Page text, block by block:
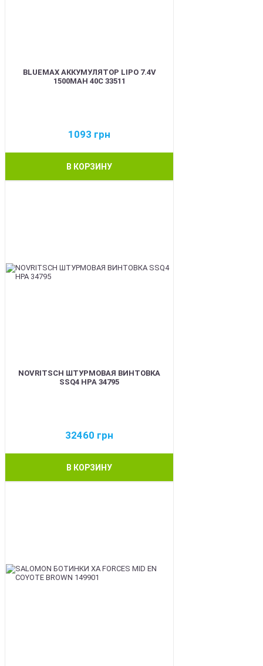
BLUEMAX АККУМУЛЯТОР LIPO 7.4V
1500MAH 40C 33511
1093 грн
В КОРЗИНУ
NOVRITSCH ШТУРМОВАЯ ВИНТОВКА
SSQ4 HPA 34795
32460 грн
В КОРЗИНУ